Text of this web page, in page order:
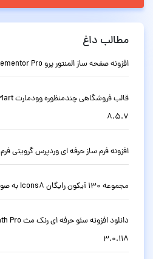
مطالب داغ
افزونه صفحه ساز المنتور پرو Elementor Pro وردپرس نسخه 4.2.1
8.5.7
افزونه فرم ساز حرفه ای وردپرس گرویتی فرم Gravity Forms نسخه 3.0.1
مجموعه 130 آیکون رایگان Icons8 به صورت SVG
3.0.118